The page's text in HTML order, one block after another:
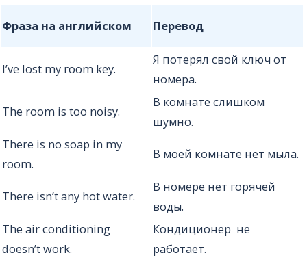
Фраза на английском Перевод
I’ve lost my room key.
Я потерял свой ключ от
номера.
The room is too noisy.
В комнате слишком
шумно.
There is no soap in my
room.
В моей комнате нет мыла.
There isn’t any hot water.
В номере нет горячей
воды.
The air conditioning
doesn’t work.
Кондиционер не
работает.